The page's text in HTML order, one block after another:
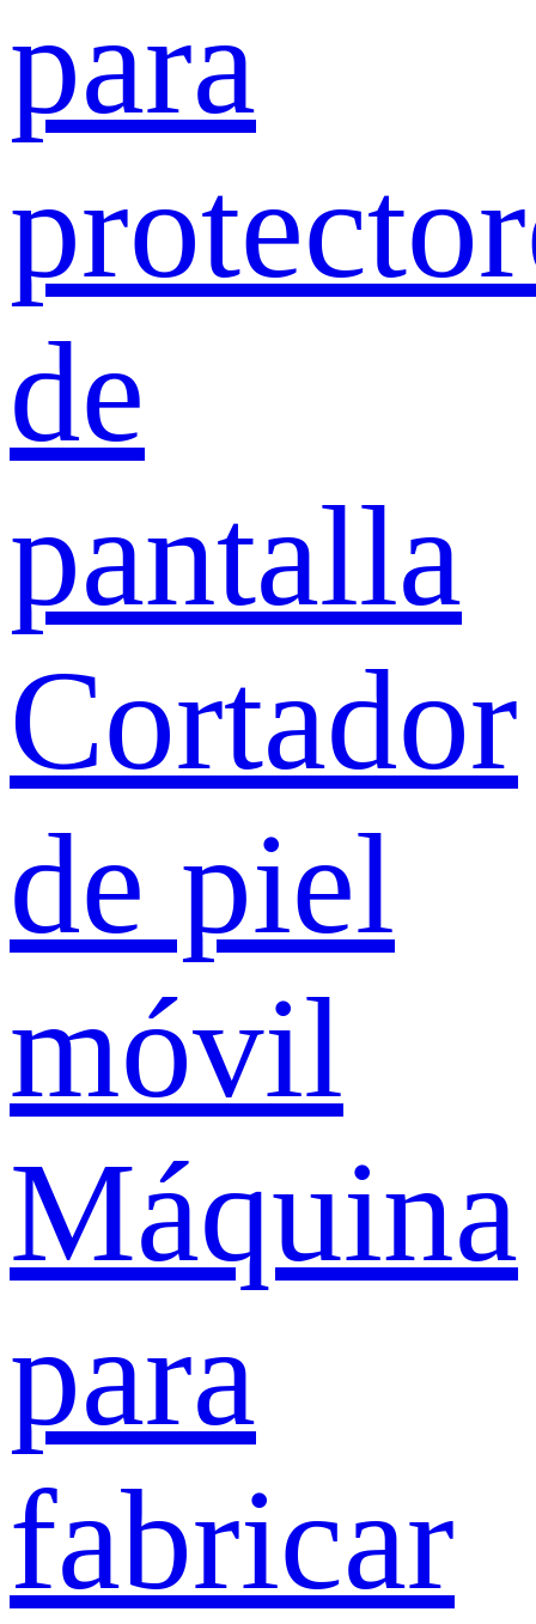
para
de
pantalla
Cortador
de piel
móvil
Máquina
para
fabricar